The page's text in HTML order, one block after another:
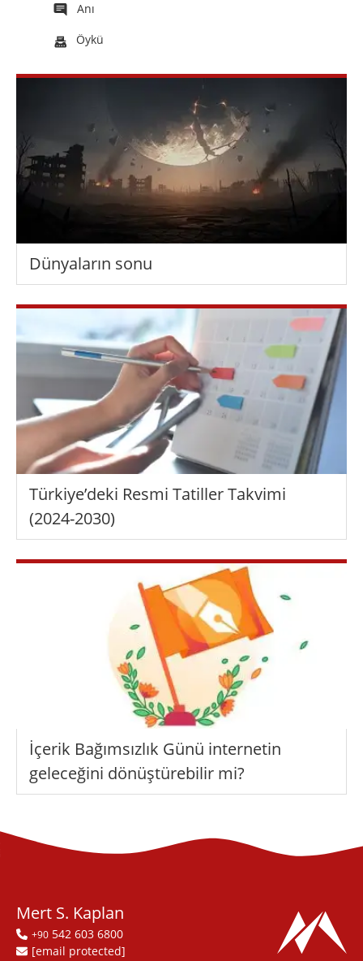
Anı
Öykü
Dünyaların sonu
Türkiye’deki Resmi Tatiller Takvimi
(2024-2030)
İçerik Bağımsızlık Günü internetin
geleceğini dönüştürebilir mi?
Mert S. Kaplan
+90 542 603 6800
[email protected]